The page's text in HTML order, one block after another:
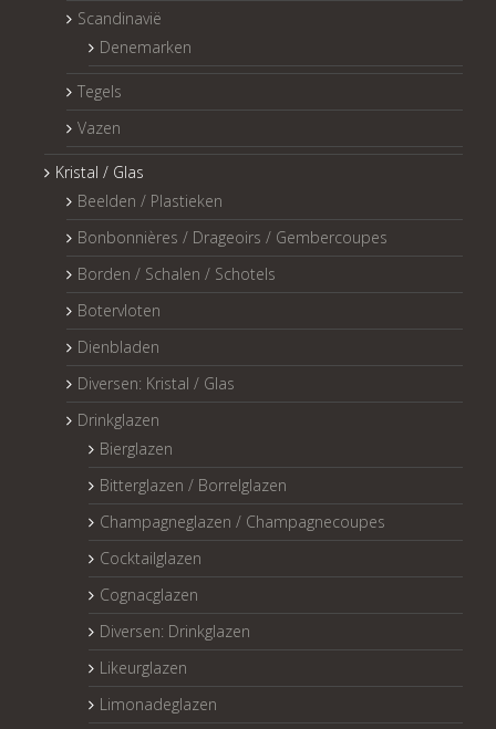
Scandinavië
Denemarken
Tegels
Vazen
Kristal / Glas
Beelden / Plastieken
Bonbonnières / Drageoirs / Gembercoupes
Borden / Schalen / Schotels
Botervloten
Dienbladen
Diversen: Kristal / Glas
Drinkglazen
Bierglazen
Bitterglazen / Borrelglazen
Champagneglazen / Champagnecoupes
Cocktailglazen
Cognacglazen
Diversen: Drinkglazen
Likeurglazen
Limonadeglazen